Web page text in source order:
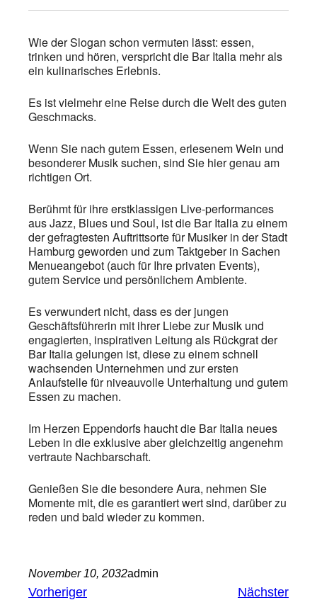
Wie der Slogan schon vermuten lässt: essen,
trinken und hören, verspricht die Bar Italia mehr als
ein kulinarisches Erlebnis.
Es ist vielmehr eine Reise durch die Welt des guten
Geschmacks.
Wenn Sie nach gutem Essen, erlesenem Wein und
besonderer Musik suchen, sind Sie hier genau am
richtigen Ort.
Berühmt für ihre erstklassigen Live-performances
aus Jazz, Blues und Soul, ist die Bar Italia zu einem
der gefragtesten Auftrittsorte für Musiker in der Stadt
Hamburg geworden und zum Taktgeber in Sachen
Menueangebot (auch für Ihre privaten Events),
gutem Service und persönlichem Ambiente.
Es verwundert nicht, dass es der jungen
Geschäftsführerin mit ihrer Liebe zur Musik und
engagierten, inspirativen Leitung als Rückgrat der
Bar Italia gelungen ist, diese zu einem schnell
wachsenden Unternehmen und zur ersten
Anlaufstelle für niveauvolle Unterhaltung und gutem
Essen zu machen.
Im Herzen Eppendorfs haucht die Bar Italia neues
Leben in die exklusive aber gleichzeitig angenehm
vertraute Nachbarschaft.
Genießen Sie die besondere Aura, nehmen Sie
Momente mit, die es garantiert wert sind, darüber zu
reden und bald wieder zu kommen.
November 10, 2032admin
Vorheriger Nächster